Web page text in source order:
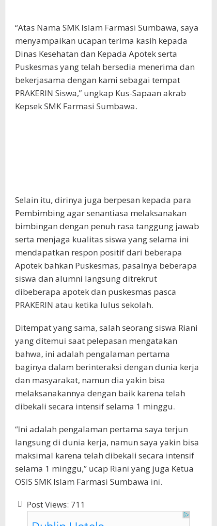
“Atas Nama SMK Islam Farmasi Sumbawa, saya
menyampaikan ucapan terima kasih kepada
Dinas Kesehatan dan Kepada Apotek serta
Puskesmas yang telah bersedia menerima dan
bekerjasama dengan kami sebagai tempat
PRAKERIN Siswa,” ungkap Kus-Sapaan akrab
Kepsek SMK Farmasi Sumbawa.
Selain itu, dirinya juga berpesan kepada para
Pembimbing agar senantiasa melaksanakan
bimbingan dengan penuh rasa tanggung jawab
serta menjaga kualitas siswa yang selama ini
mendapatkan respon positif dari beberapa
Apotek bahkan Puskesmas, pasalnya beberapa
siswa dan alumni langsung ditrekrut
dibeberapa apotek dan puskesmas pasca
PRAKERIN atau ketika lulus sekolah.
Ditempat yang sama, salah seorang siswa Riani
yang ditemui saat pelepasan mengatakan
bahwa, ini adalah pengalaman pertama
baginya dalam berinteraksi dengan dunia kerja
dan masyarakat, namun dia yakin bisa
melaksanakannya dengan baik karena telah
dibekali secara intensif selama 1 minggu.
“Ini adalah pengalaman pertama saya terjun
langsung di dunia kerja, namun saya yakin bisa
maksimal karena telah dibekali secara intensif
selama 1 minggu,” ucap Riani yang juga Ketua
OSIS SMK Islam Farmasi Sumbawa ini.
Post Views: 711